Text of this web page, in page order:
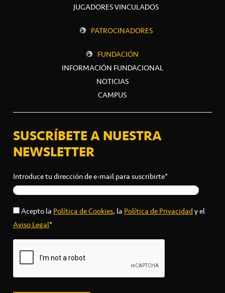
JUGADORES VINCULADOS
PATROCINADORES
FUNDACIÓN
INFORMACIÓN FUNDACIONAL
NOTICIAS
CAMPUS
SUSCRÍBETE A NUESTRA
NEWSLETTER
Introduce tu dirección de e-mail para suscribirte*
Acepto laPolítica de Cookies, laPolítica de Privacidady el
Aviso Legal*